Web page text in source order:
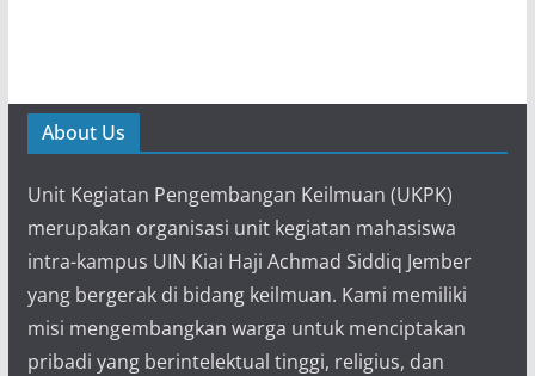
About Us
Unit Kegiatan Pengembangan Keilmuan (UKPK)
merupakan organisasi unit kegiatan mahasiswa
intra-kampus UIN Kiai Haji Achmad Siddiq Jember
yang bergerak di bidang keilmuan. Kami memiliki
misi mengembangkan warga untuk menciptakan
pribadi yang berintelektual tinggi, religius, dan